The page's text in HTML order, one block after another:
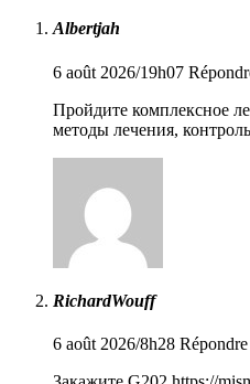
Albertjah
6 août 2026/19h07
Пройдите комплексное
методы лечения,
RichardWouff
6 août 2026/8h28 Répondre